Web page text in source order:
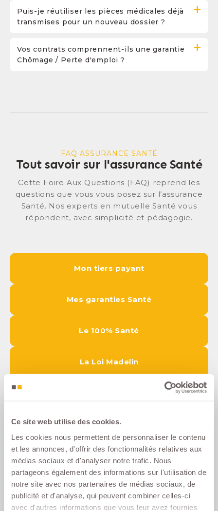
Ce site web utilise des cookies.
Les cookies nous permettent de personnaliser le contenu
et les annonces, d'offrir des fonctionnalités relatives aux
médias sociaux et d'analyser notre trafic. Nous
partageons également des informations sur l'utilisation de
notre site avec nos partenaires de médias sociaux, de
publicité et d'analyse, qui peuvent combiner celles-ci
avec d'autres informations que vous leur avez fournies
Puis-je réutiliser les pièces médicales déjà
transmises pour un nouveau dossier ?
Vos contrats comprennent-ils une garantie
Chômage / Perte d'emploi ?
FAQ ASSURANCE SANTÉ
Tout savoir sur l'assurance Santé
Cette Foire Aux Questions (FAQ) reprend les
questions que vous vous posez sur l’assurance
Santé. Nos experts en mutuelle Santé vous
répondent, avec simplicité et pédagogie.
Mon tiers payant
Mes garanties Santé
Le 100% Santé
La Loi Madelin
Est-ce que le Tiers Payant fonctionne avec
l'assurance Santé UTWIN ?
Que faire en cas de reste à charge ?
Comment bénéficier du dispositif 100%